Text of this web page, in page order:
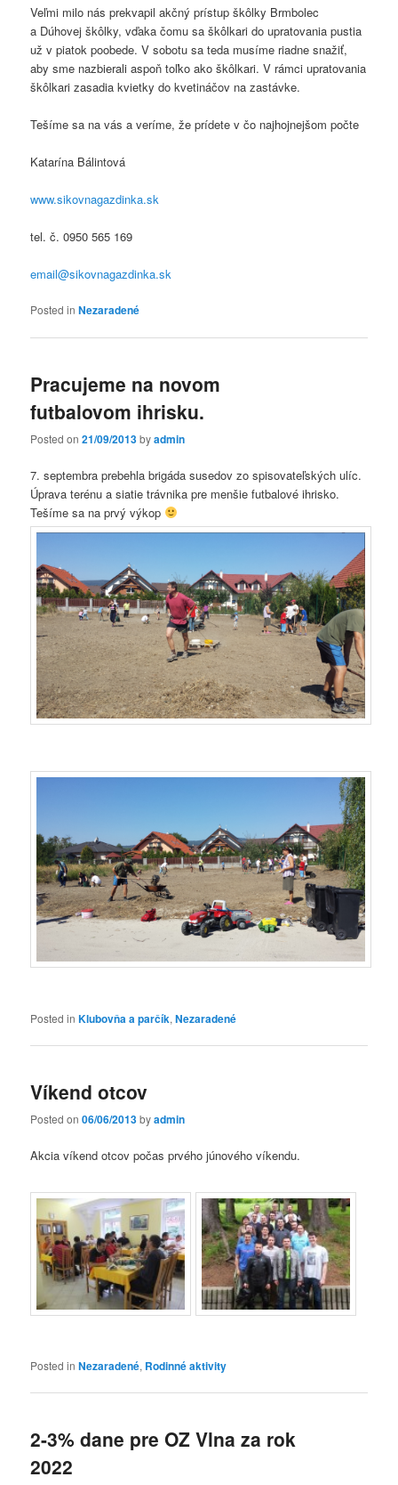
Veľmi milo nás prekvapil akčný prístup škôlky Brmbolec
a Dúhovej škôlky, vďaka čomu sa škôlkari do upratovania pustia
už v piatok poobede. V sobotu sa teda musíme riadne snažiť,
aby sme nazbierali aspoň toľko ako škôlkari. V rámci upratovania
škôlkari zasadia kvietky do kvetináčov na zastávke.
Tešíme sa na vás a veríme, že prídete v čo najhojnejšom počte
Katarína Bálintová
www.sikovnagazdinka.sk
tel. č. 0950 565 169
email@sikovnagazdinka.sk
Posted in Nezaradené
Pracujeme na novom
futbalovom ihrisku.
Posted on21/09/2013byadmin
7. septembra prebehla brigáda susedov zo spisovateľských ulíc.
Úprava terénu a siatie trávnika pre menšie futbalové ihrisko.
Tešíme sa na prvý výkop
Posted in Klubovňa a parčík,Nezaradené
Víkend otcov
Posted on06/06/2013byadmin
Akcia víkend otcov počas prvého júnového víkendu.
Posted in Nezaradené, Rodinné aktivity
2-3% dane pre OZ Vlna za rok
2022